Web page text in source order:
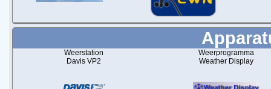
Weerstation
Davis VP2
Weerprogramma
Weather Display